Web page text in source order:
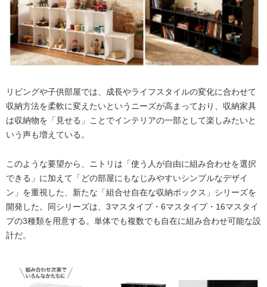
リビングや子供部屋では、成長やライフスタイルの変化に合わせて
収納方法を柔軟に変えたいというニーズが高まっており、収納家具
は収納物を「見せる」ことでインテリアの一部として楽しみたいと
いう声も増えている。
このような要望から、ニトリは「使う人が自由に組み合わせを選択
できる」に加えて「どの部屋にもなじみやすいシンプルなデザイ
ン」を重視した、新たな「組合せ自在な収納ボックス」シリーズを
開発した。同シリーズは、3マスタイプ・6マスタイプ・16マスタイ
プの3種類を用意する。単体でも複数でも自在に組み合わせ可能な設
計だ。